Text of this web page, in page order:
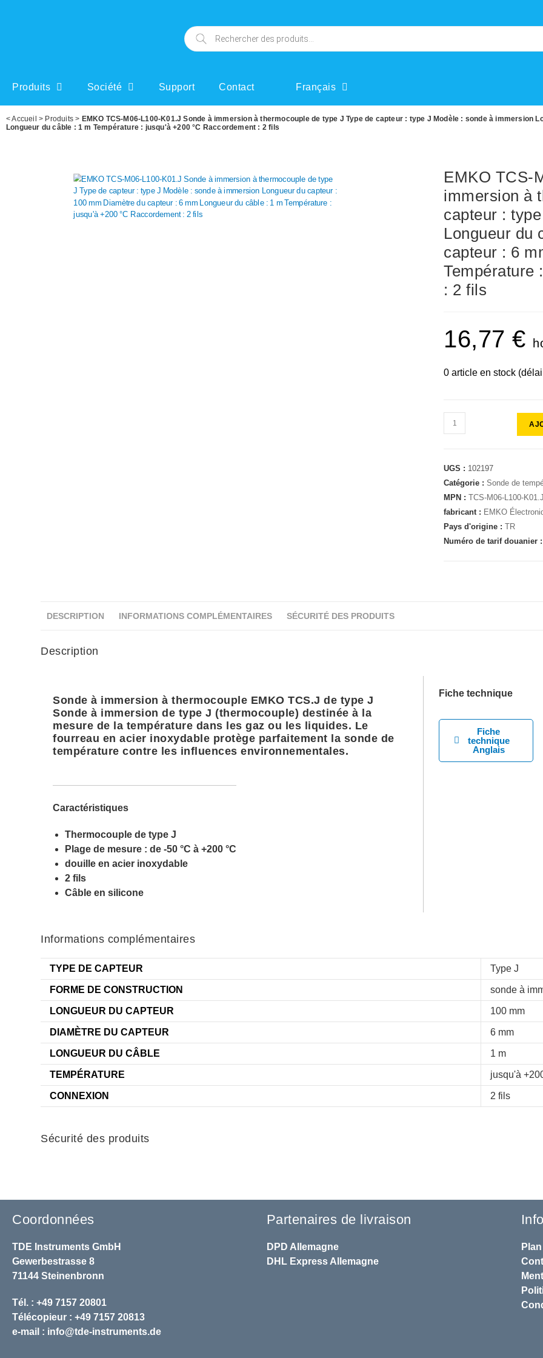
Produits Société Support Contact Français
<Accueil > Produits > EMKO TCS-M06-L100-K01.J Sonde à immersion à thermocouple de type J Type de capteur : type J Modèle : sonde à immersion
Longueur du câble : 1 m Température : jusqu'à +200 °C Raccordement : 2 fils
EMKO TCS-
immersion à
capteur :
Longueur du
capteur : 6
Température
: 2 fils
16,77€
0 article en stock
UGS : 102197
Catégorie :Sonde de
MPN :TCS-M06-L100-K01.J
fabricant : EMKO
Pays d'origine :TR
Numéro de tarif douanier
DESCRIPTION INFORMATIONS COMPLÉMENTAIRES SÉCURITÉ DES PRODUITS
Description
Sonde à immersion à thermocouple EMKO TCS.J de type J
Sonde à immersion de type J (thermocouple) destinée à la
mesure de la température dans les gaz ou les liquides. Le
fourreau en acier inoxydable protège parfaitement la sonde de
température contre les influences environnementales.
Caractéristiques
Thermocouple de type J
Plage de mesure : de -50 °C à +200 °C
douille en acier inoxydable
2 fils
Câble en silicone
Fiche technique
Fiche
technique
Anglais
Informations complémentaires
TYPE DE CAPTEUR Type J
FORME DE CONSTRUCTION sonde à
LONGUEUR DU CAPTEUR 100 mm
DIAMÈTRE DU CAPTEUR 6 mm
LONGUEUR DU CÂBLE 1 m
TEMPÉRATURE jusqu'à
CONNEXION 2 fils
Sécurité des produits
Coordonnées
TDE Instruments GmbH
Gewerbestrasse 8
71144 Steinenbronn
Tél. : +49 7157 20801
Télécopieur : +49 7157 20813
e-mail : info@tde-instruments.de
Partenaires de livraison
DPD Allemagne
DHLExpress Allemagne